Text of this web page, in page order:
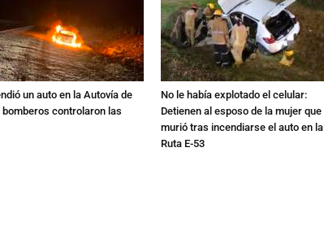
un auto en la Autovía de
bomberos controlaron las
No le había explotado el celular:
Detienen al esposo de la mujer que
murió tras incendiarse el auto en la
Ruta E-53